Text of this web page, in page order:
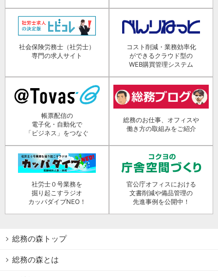
社会保険労務士（社労士）
専門の求人サイト
コスト削減・業務効率化
ができるクラウド型の
WEB購買管理システム
帳票配信の
電子化・自動化で
「ビジネス」をつなぐ
総務のお仕事、オフィスや
働き方の取組みをご紹介
社労士０号業務を
掘り起こすラジオ
カッパダイブNEO！
官公庁オフィスにおける
文書削減や備品管理の
先進事例を公開中！
総務の森トップ
総務の森とは